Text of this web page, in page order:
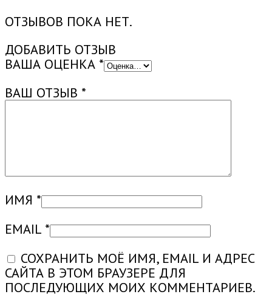
ОТЗЫВОВ ПОКА НЕТ.
ДОБАВИТЬ ОТЗЫВ
ВАША ОЦЕНКА *
ВАШ ОТЗЫВ *
ИМЯ *
EMAIL *
СОХРАНИТЬ МОЁ ИМЯ, EMAIL И АДРЕС
САЙТА В ЭТОМ БРАУЗЕРЕ ДЛЯ
ПОСЛЕДУЮЩИХ МОИХ КОММЕНТАРИЕВ.